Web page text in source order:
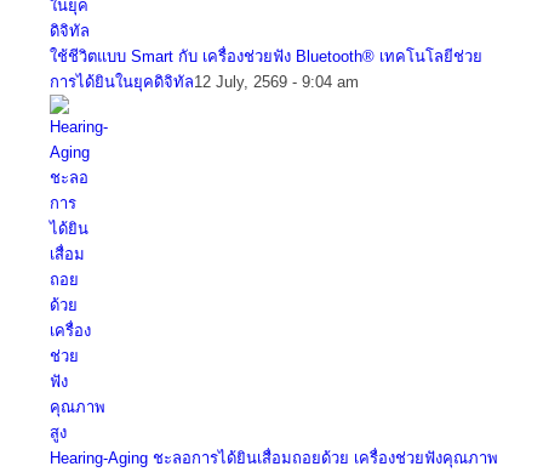
ใช้ชีวิตแบบ Smart กับ เครื่องช่วยฟัง Bluetooth® เทคโนโลยีช่วย
การได้ยินในยุคดิจิทัล12 July, 2569 - 9:04 am
Hearing-Aging ชะลอการได้ยินเสื่อมถอยด้วย เครื่องช่วยฟังคุณภาพ